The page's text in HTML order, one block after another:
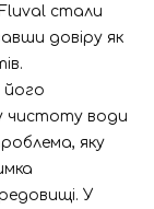
Fluval стали
довіру як
його
чистоту води
яку
У